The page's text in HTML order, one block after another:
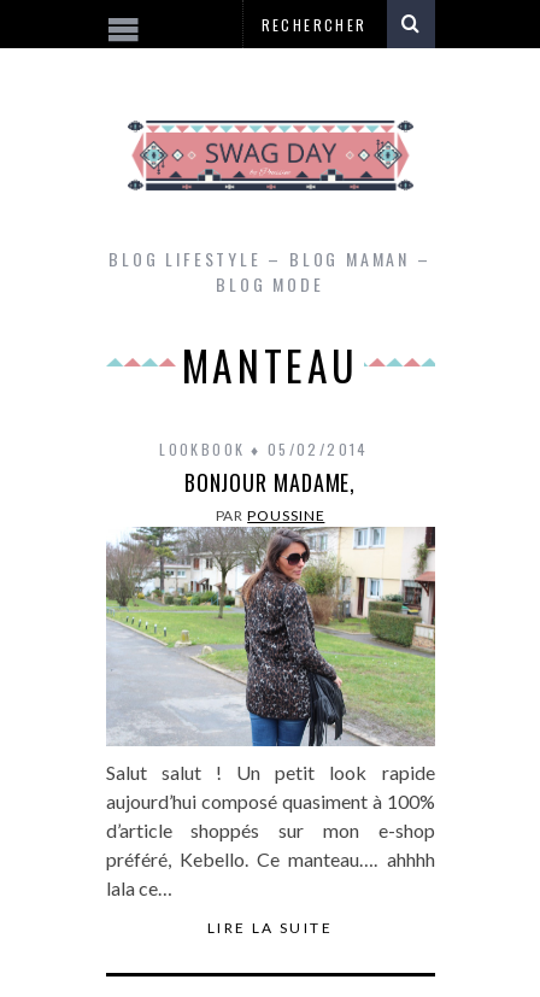
BLOG LIFESTYLE – BLOG MAMAN –
BLOG MODE
MANTEAU
LOOKBOOK 05/02/2014
BONJOUR MADAME,
PARPOUSSINE
Salut salut ! Un petit look rapide
aujourd’hui composé quasiment à 100%
d’article shoppés sur mon e-shop
préféré, Kebello. Ce manteau…. ahhhh
lala ce…
LIRE LA SUITE